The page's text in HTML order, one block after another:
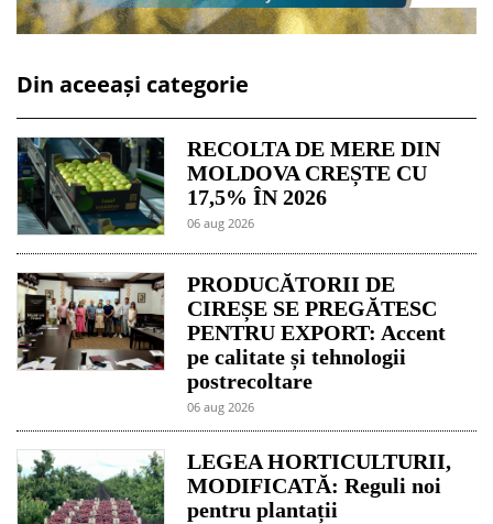
Din aceeași categorie
RECOLTA DE MERE DIN
MOLDOVA CREȘTE CU
17,5% ÎN 2026
06 aug 2026
PRODUCĂTORII DE
CIREȘE SE PREGĂTESC
PENTRU EXPORT: Accent
pe calitate și tehnologii
postrecoltare
06 aug 2026
LEGEA HORTICULTURII,
MODIFICATĂ: Reguli noi
pentru plantații